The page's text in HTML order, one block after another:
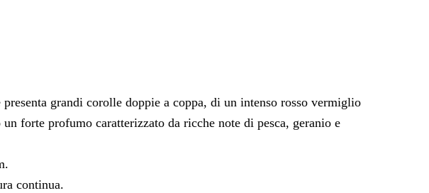
grandi corolle doppie a coppa, di un intenso rosso vermiglio
forte profumo caratterizzato da ricche note di pesca, geranio e
continua.